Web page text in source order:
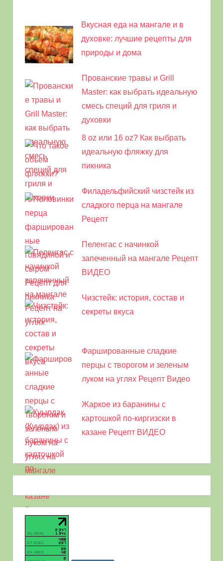
Вкусная еда на мангале и в
духовке: лучшие рецепты для
природы и дома
Прованские травы и Grill
Master: как выбрать идеальную
смесь специй для гриля и
духовки
8 oz или 16 oz? Как выбрать
идеальную фляжку для
пикника
Филадельфийский чизстейк из
сладкого перца на мангале
Рецепт
Пеленгас с начинкой
запеченный на мангале Рецепт
ВИДЕО
Чизстейк: история, состав и
секреты вкуса
Фаршированные сладкие
перцы с творогом и зеленым
луком на углях Рецепт Видео
Жаркое из баранины с
картошкой по-киргизски в
казане Рецепт ВИДЕО